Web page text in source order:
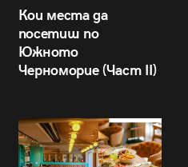
Кои места да
посетиш по
Южното
Черноморие (Част II)